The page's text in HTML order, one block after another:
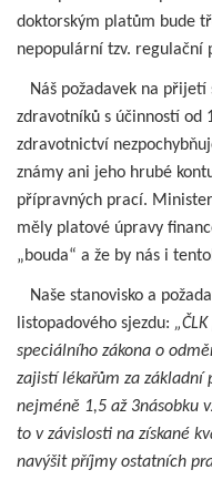
doktorským platům bude
nepopulární tzv. regulační
Náš požadavek na přijetí
zdravotníků s účinností od
zdravotnictví
známy ani jeho hrubé
přípravných prací.
měly platové úpravy
„bouda“ a že by nás i
Naše stanovisko a
listopadového sjezdu:
speciálního zákona o
zajistí lékařům za základní
nejméně 1,5 až 3násobku
to v závislosti na získané
navýšit příjmy ostatních